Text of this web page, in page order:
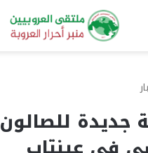
جديدة للصالون